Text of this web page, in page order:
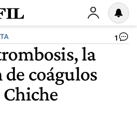
1
la
coágulos